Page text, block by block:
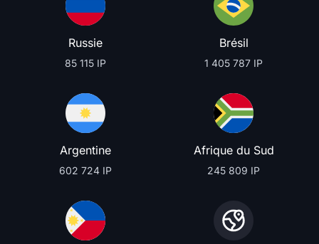
Russie
85 115 IP
Brésil
1 405 787 IP
Argentine
602 724 IP
Afrique du Sud
245 809 IP